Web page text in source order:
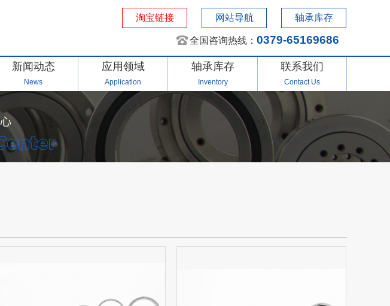
淘宝链接 网站导航 轴承库存
全国咨询热线：0379-65169686
新闻动态
News
应用领域
Application
轴承库存
Inventory
联系我们
Contact Us